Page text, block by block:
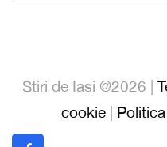
Stiri de Iasi @2026 |
cookie|